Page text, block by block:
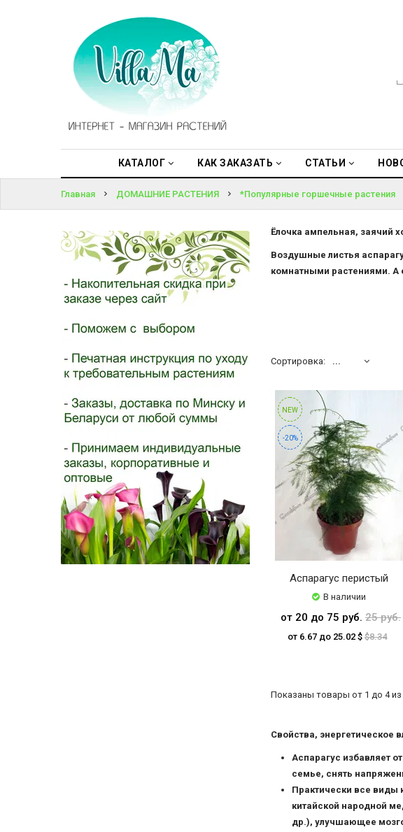
КАТАЛОГ КАК ЗАКАЗАТЬ СТАТЬИ
ЮРЛИЦАМ
ОДНОЛЕТНИЕ
ВОЙТИ
ПАРОЛЬ?
Главная ДОМАШНИЕ РАСТЕНИЯ *Популярные горшечные растения
Ёлочка ампельная, заячий
Воздушные листья
комнатными растениями. А
Сортировка: ...
NEW
-20%
Аспарагус перистый
В наличии
от 20 до 75 руб. 25 руб.
от 6.67 до 25.02 $ $8.34
Показаны товары от 1 до 4 из
Свойства, энергетическое
Аспарагус избавляет
семье, снять
Практически все виды
китайской народной
др.), улучшающее